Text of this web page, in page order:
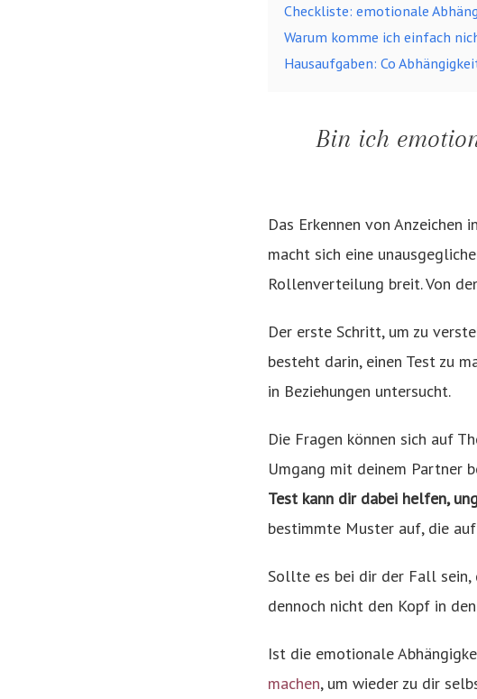
Checkliste: emotionale
Warum komme ich einfach
Hausaufgaben: Co
Bin ich
Das Erkennen von
macht sich eine
Rollenverteilung breit. Von
Der erste Schritt, um zu
besteht darin, einen Test zu
in Beziehungen untersucht.
Die Fragen können sich auf
Umgang mit deinem Partner
Test kann dir dabei helfen,
bestimmte Muster auf, die
Sollte es bei dir der Fall sein,
dennoch nicht den Kopf in
Ist die emotionale
machen, um wieder zu dir